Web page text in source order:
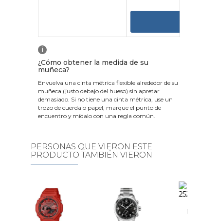
i
¿Cómo obtener la medida de su
muñeca?
Envuelva una cinta métrica flexible alrededor de su
muñeca (justo debajo del hueso) sin apretar
demasiado. Si no tiene una cinta métrica, use un
trozo de cuerda o papel, marque el punto de
encuentro y mídalo con una regla común.
PERSONAS QUE VIERON ESTE
PRODUCTO TAMBIÉN VIERON
Reloj Calvin